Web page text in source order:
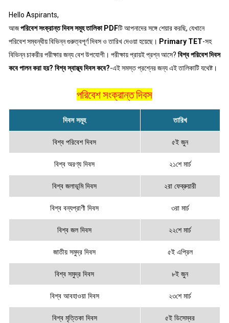
Hello Aspirants,
আজপরিবেশ সংক্রান্ত দিবস সমূহ তালিকা PDFটি আপনাদের সঙ্গে শেয়ার করছি, যেখানে
পরিবেশ সম্বন্ধীয় বিভিন্ন গুরুত্বপূর্ণ দিবস ও তারিখ দেওয়া হয়েছে। Primary TET-সহ
বিভিন্ন চাকরীর পরীক্ষার জন্য বেশ উপযোগী। পরীক্ষায় প্রায়ই প্রশ্ন আসে? বিশ্ব পরিবেশ দিবস
কবে পালন করা হয়? বিশ্ব স্বাস্থ্য দিবস কবে?-এই সমস্ত প্রশ্নের জন্য এই তালিকাটি যথেষ্ট।
পরিবেশ সংক্রান্ত দিবস
দিবস সমূহ তারিখ
বিশ্ব পরিবেশ দিবস ৫ই জুন
বিশ্ব অরণ্য দিবস ২১শে মার্চ
বিশ্ব জলাভূমি দিবস ২রা ফেব্রুয়ারী
বিশ্ব বন্যপ্রাণী দিবস ৩রা মার্চ
বিশ্ব জল দিবস ২২শে মার্চ
জাতীয় সমুদ্র দিবস ৫ই এপ্রিল
বিশ্ব সমুদ্র দিবস ৮ই জুন
বিশ্ব আবহাওয়া দিবস ২৩শে মার্চ
বিশ্ব মৃত্তিকা দিবস ৫ই ডিসেম্বর